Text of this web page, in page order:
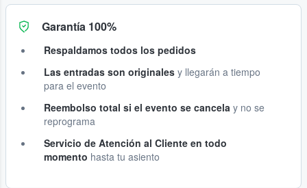
Garantía 100%
Respaldamos todos los pedidos
Las entradas son originales y llegarán a tiempo
para el evento
Reembolso total si el evento se cancela y no se
reprograma
Servicio de Atención al Cliente en todo
momento hasta tu asiento